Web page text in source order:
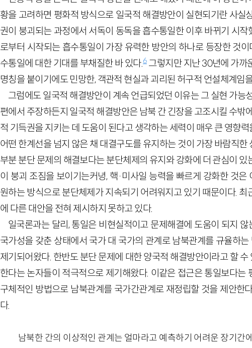
황을 고려하면 평화적 방식으로 일국적 해결방안이 실현되기란 사실
권이 붕괴되는 과정에서 서독이 동독을 흡수통일한 이후 바뀌기 시
로부터 시작되는 흡수통일이 가장 유력한 방안의 하나로 등장한 것
수통일에 대한 기대를 부채질한 바 있다.6그렇지만 지난30년에 가까
명칭을 붙이기에도 민망한, 객관적 현실과 괴리된 허구적 언설체계임
그럼에도 일국적 해결방안이 계속 언급되었던 이유는 그 실현 가능
편에서 주장하든지 일국적 해결방안은 남북 간 긴장을 고조시킬 수밖
적 기득권을 지키는 데 도움이 된다고 생각하는 세력이 매우 큰 영향
어떤 한계선을 넘지 않은 채 대결구도를 유지하는 것이 가장 바람직
부분 분단 문제의 해결보다는 분단체제의 유지와 강화에 더 관심이
이 붕괴 조짐을 보이기는커녕, 핵·미사일 능력을 빠르게 강화한 것은
원하는 방식으로 분단체제가 지속되기 어려워지고 있기 때문이다.
에 다른 대안을 전혀 제시하지 못하고 있다.
일국론과는 달리, 통일은 비현실적이고 문제해결에 도움이 되지
국가성을 갖춘 상태에서 국가 대 국가의 관계로 남북관계를 규율하
제기되어왔다. 한반도 분단 문제에 대한 양국적 해결방안이라고 할
한다는 논자들이 적극적으로 제기해왔다. 이같은 접근은 통일보다는
구체적인 방법으로 남북관계를 국가간관계로 재정립할 것을 제안한
다.
남북한 간의 이상적인 관계는 얼마라고 예측하기 어려운 장기간